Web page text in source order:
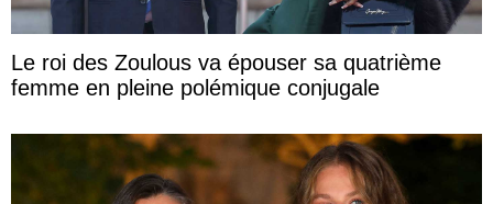
Le roi des Zoulous va épouser sa quatrième
femme en pleine polémique conjugale